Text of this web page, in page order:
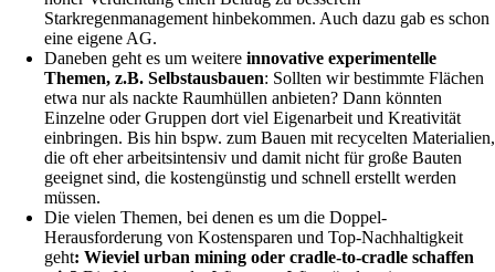
Starkregenmanagement hinbekommen. Auch dazu gab es schon
eine eigene AG.
Daneben geht es um weitere innovative experimentelle
Themen, z.B. Selbstausbauen: Sollten wir bestimmte Flächen
etwa nur als nackte Raumhüllen anbieten? Dann könnten
Einzelne oder Gruppen dort viel Eigenarbeit und Kreativität
einbringen. Bis hin bspw. zum Bauen mit recycelten Materialien,
die oft eher arbeitsintensiv und damit nicht für große Bauten
geeignet sind, die kostengünstig und schnell erstellt werden
müssen.
Die vielen Themen, bei denen es um die Doppel-
Herausforderung von Kostensparen und Top-Nachhaltigkeit
geht: Wieviel urban mining oder cradle-to-cradle schaffen